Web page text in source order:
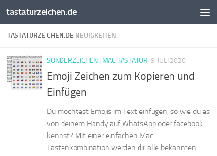
Zum Inhalt springen
tastaturzeichen.de
TASTATURZEICHEN.DE NEUIGKEITEN
SONDERZEICHEN | MAC TASTATUR 9. JULI 2020
Emoji Zeichen zum Kopieren und
Einfügen
Du möchtest Emojis im Text einfügen, so wie du es
von deinem Handy auf WhatsApp oder facebook
kennst? Mit einer einfachen Mac
Tastenkombination werden dir alle bekannten